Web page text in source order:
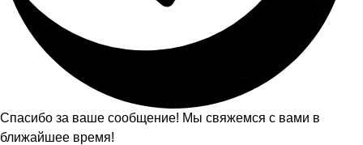
Спасибо за ваше сообщение! Мы свяжемся с вами в
ближайшее время!